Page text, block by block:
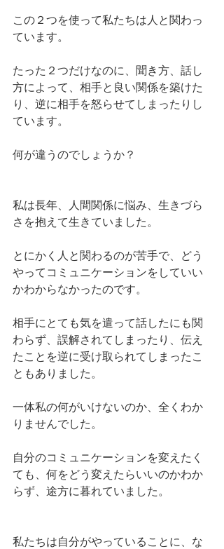
この２つを使って私たちは人と関わっ
ています。
たった２つだけなのに、聞き方、話し
方によって、相手と良い関係を築けた
り、逆に相手を怒らせてしまったりし
ています。
何が違うのでしょうか？
私は長年、人間関係に悩み、生きづら
さを抱えて生きていました。
とにかく人と関わるのが苦手で、どう
やってコミュニケーションをしていい
かわからなかったのです。
相手にとても気を遣って話したにも関
わらず、誤解されてしまったり、伝え
たことを逆に受け取られてしまったこ
ともありました。
一体私の何がいけないのか、全くわか
りませんでした。
自分のコミュニケーションを変えたく
ても、何をどう変えたらいいのかわか
らず、途方に暮れていました。
私たちは自分がやっていることに、な